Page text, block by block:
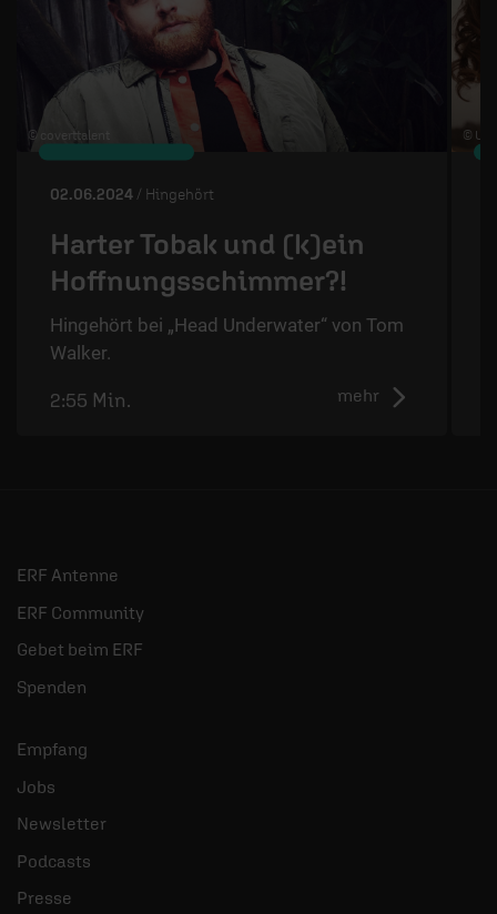
© coverttalent
02.06.2024 / Hingehört
Harter Tobak und (k)ein
Hoffnungsschimmer?!
Hingehört bei „Head Underwater“ von Tom
Walker.
mehr
2:55 Min.
©
ERF Antenne
ERF Community
Gebet beim ERF
Spenden
Empfang
Jobs
Newsletter
Podcasts
Presse